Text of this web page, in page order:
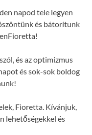
napod tele legyen
és bátorítunk
és az optimizmus
és sok-sok boldog
Fioretta. Kívánjuk,
lehetőségekkel és